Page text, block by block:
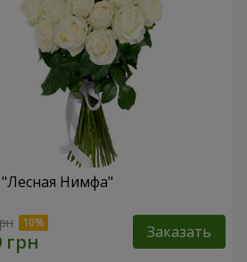
"Лесная Нимфа"
Заказать